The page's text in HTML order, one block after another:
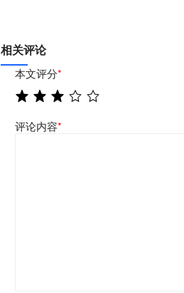
相关评论
本文评分*
评论内容*